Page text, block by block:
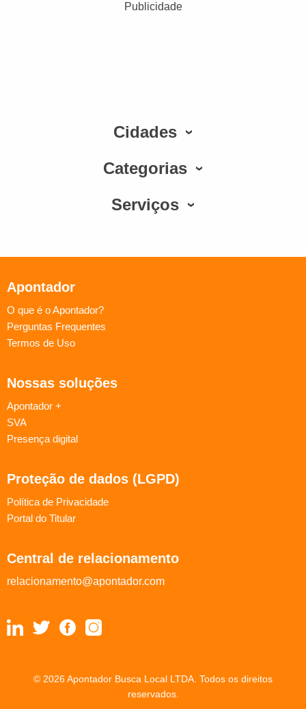
Publicidade
Cidades
Categorias
Serviços
Apontador
O que é o Apontador?
Perguntas Frequentes
Termos de Uso
Nossas soluções
Apontador +
SVA
Presença digital
Proteção de dados (LGPD)
Política de Privacidade
Portal do Titular
Central de relacionamento
relacionamento@apontador.com
© 2026 Apontador Busca Local LTDA. Todos os direitos
reservados.